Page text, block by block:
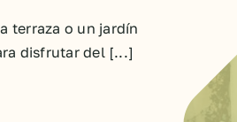
terraza o un jardín
disfrutar del [...]